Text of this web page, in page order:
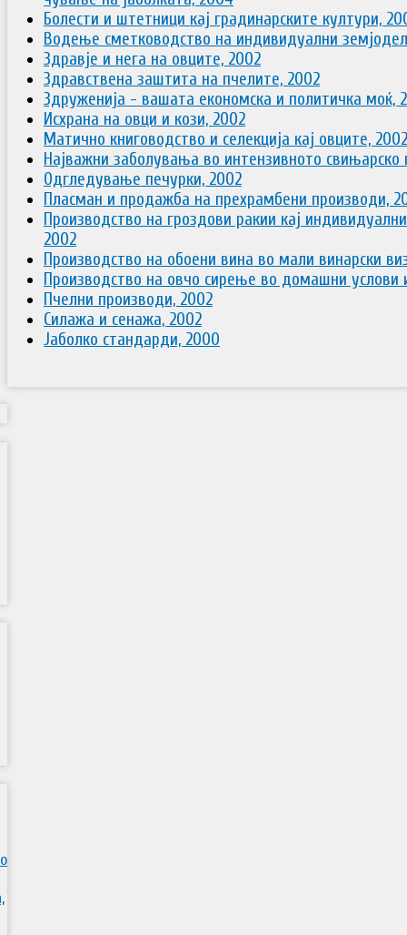
Болести и штетници кај градинарските култури,
Водење сметководство на индивидуални
Здравје и нега на овците, 2002
Здравствена заштита на пчелите, 2002
Здруженија - вашата економска и политичка моќ,
Исхрана на овци и кози, 2002
Матично книговодство и селекција кај овците, 2002
Најважни заболувања во интензивното свињарско
Одгледување печурки, 2002
Пласман и продажба на прехрамбени производи,
Производство на гроздови ракии кај
2002
Производство на обоени вина во мали винарски
Производство на овчо сирење во домашни услови
Пчелни производи, 2002
Силажа и сенажа, 2002
Јаболко стандарди, 2000